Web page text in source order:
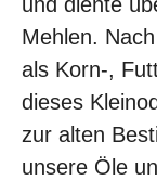
Mehlen.
als Korn-,
dieses
zur alten
unsere Öle